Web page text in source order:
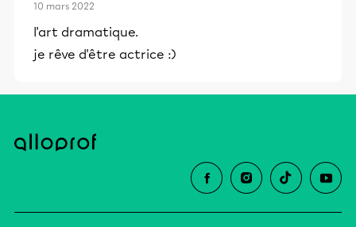
10 mars 2022
l'art dramatique.
je rêve d'être actrice :)